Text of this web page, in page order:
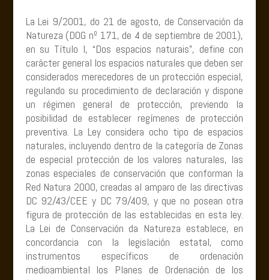
La Lei 9/2001, do 21 de agosto, de Conservación da
Natureza (DOG nº 171, de 4 de septiembre de 2001),
en su Título I, “Dos espacios naturais”, define con
carácter general los espacios naturales que deben ser
considerados merecedores de un protección especial,
regulando su procedimiento de declaración y dispone
un régimen general de protección, previendo la
posibilidad de establecer regímenes de protección
preventiva. La Ley considera ocho tipo de espacios
naturales, incluyendo dentro de la categoría de Zonas
de especial protección de los valores naturales, las
zonas especiales de conservación que conforman la
Red Natura 2000, creadas al amparo de las directivas
DC 92/43/CEE y DC 79/409, y que no posean otra
figura de protección de las establecidas en esta ley.
La Lei de Conservación da Natureza establece, en
concordancia con la legislación estatal, como
instrumentos específicos de ordenación
medioambiental los Planes de Ordenación de los